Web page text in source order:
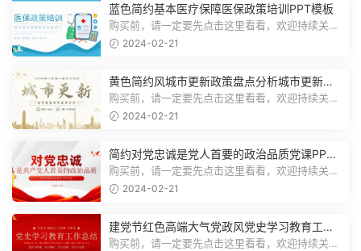
蓝色简约基本医疗保障医保政策培训PPT模板
购买前，请一定要先点击这里看看，欢迎持续关
注，精彩模板每天推送预览结束，一共2...
2024-02-21
黄色简约风城市更新政策盘点分析城市更新宣
传PPT模板
购买前，请一定要先点击这里看看，欢迎持续关
注，精彩模板每天推送预览结束，一共1...
2024-02-21
简约对党忠诚是党人首要的政治品质党课PPT
模板
购买前，请一定要先点击这里看看，欢迎持续关
注，精彩模板每天推送预览结束，一共1...
2024-02-21
建党节红色高端大气党政风党史学习教育工作
总结主题PPT模板
购买前，请一定要先点击这里看看，欢迎持续关